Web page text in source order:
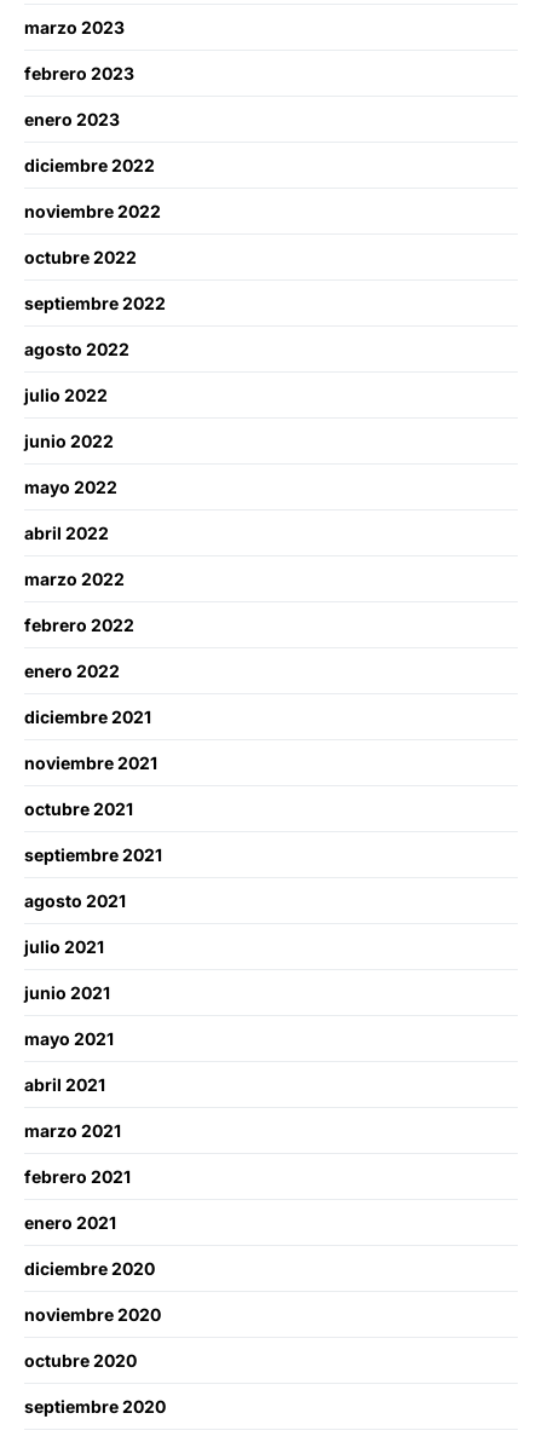
marzo 2023
febrero 2023
enero 2023
diciembre 2022
noviembre 2022
octubre 2022
septiembre 2022
agosto 2022
julio 2022
junio 2022
mayo 2022
abril 2022
marzo 2022
febrero 2022
enero 2022
diciembre 2021
noviembre 2021
octubre 2021
septiembre 2021
agosto 2021
julio 2021
junio 2021
mayo 2021
abril 2021
marzo 2021
febrero 2021
enero 2021
diciembre 2020
noviembre 2020
octubre 2020
septiembre 2020